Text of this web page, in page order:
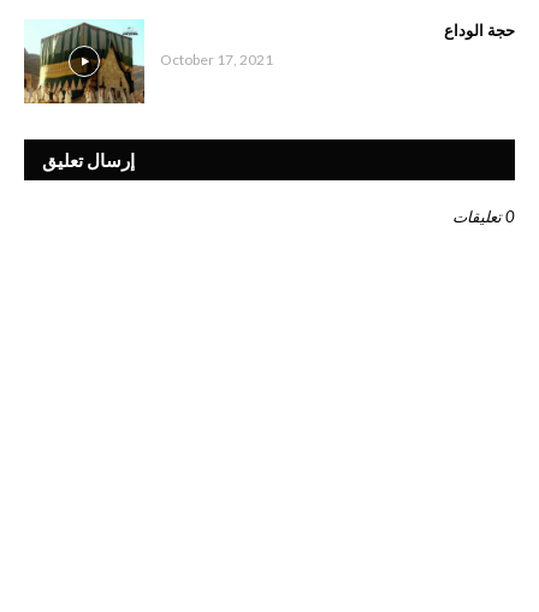
حجة الوداع
October 17, 2021
إرسال تعليق
0 تعليقات